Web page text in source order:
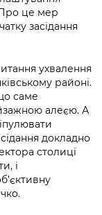
це мер
засідання
ухвалення
районі.
саме
алеєю. А
докладно
столиці
і